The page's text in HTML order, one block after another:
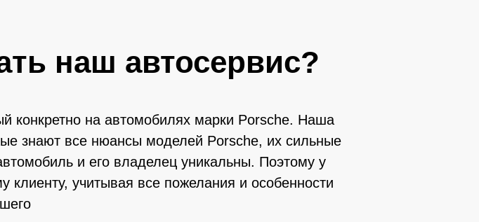
наш автосервис?
конкретно на автомобилях марки Porsche. Наша
знают все нюансы моделей Porsche, их сильные
и его владелец уникальны. Поэтому у
учитывая все пожелания и особенности